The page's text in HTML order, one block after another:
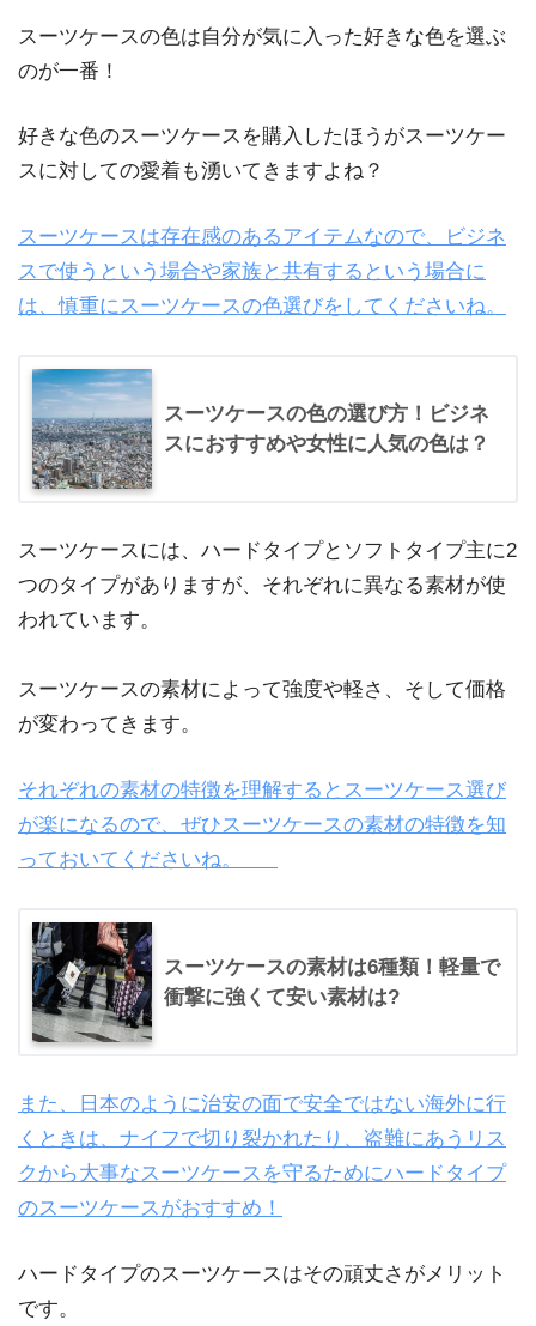
スーツケースの色は自分が気に入った好きな色を選ぶ
のが一番！
好きな色のスーツケースを購入したほうがスーツケー
スに対しての愛着も湧いてきますよね？
スーツケースは存在感のあるアイテムなので、ビジネ
スで使うという場合や家族と共有するという場合に
は、慎重にスーツケースの色選びをしてくださいね。
スーツケースの色の選び方！ビジネ
スにおすすめや女性に人気の色は？
スーツケースには、ハードタイプとソフトタイプ主に2
つのタイプがありますが、それぞれに異なる素材が使
われています。
スーツケースの素材によって強度や軽さ、そして価格
が変わってきます。
それぞれの素材の特徴を理解するとスーツケース選び
が楽になるので、ぜひスーツケースの素材の特徴を知
っておいてくださいね。
スーツケースの素材は6種類！軽量で
衝撃に強くて安い素材は?
また、日本のように治安の面で安全ではない海外に行
くときは、ナイフで切り裂かれたり、盗難にあうリス
クから大事なスーツケースを守るためにハードタイプ
のスーツケースがおすすめ！
ハードタイプのスーツケースはその頑丈さがメリット
です。